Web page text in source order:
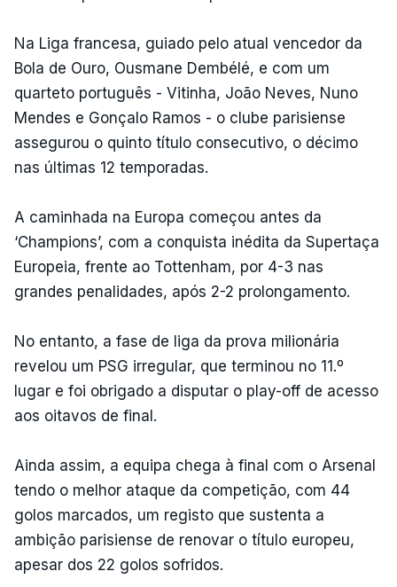
Na Liga francesa, guiado pelo atual vencedor da
Bola de Ouro, Ousmane Dembélé, e com um
quarteto português - Vitinha, João Neves, Nuno
Mendes e Gonçalo Ramos - o clube parisiense
assegurou o quinto título consecutivo, o décimo
nas últimas 12 temporadas.
A caminhada na Europa começou antes da
‘Champions’, com a conquista inédita da Supertaça
Europeia, frente ao Tottenham, por 4-3 nas
grandes penalidades, após 2-2 prolongamento.
No entanto, a fase de liga da prova milionária
revelou um PSG irregular, que terminou no 11.º
lugar e foi obrigado a disputar o play-off de acesso
aos oitavos de final.
Ainda assim, a equipa chega à final com o Arsenal
tendo o melhor ataque da competição, com 44
golos marcados, um registo que sustenta a
ambição parisiense de renovar o título europeu,
apesar dos 22 golos sofridos.